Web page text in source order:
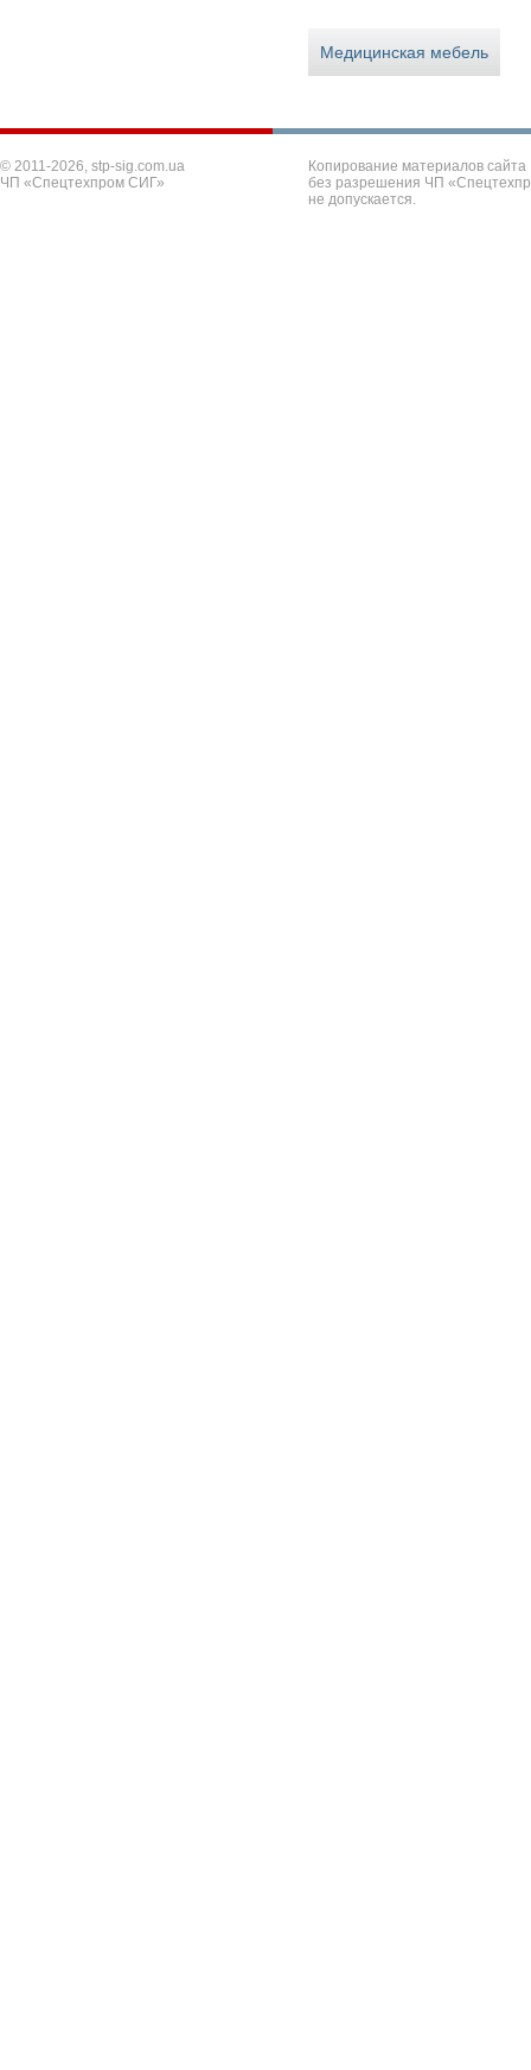
Медицинская мебель
© 2011-2026, stp-sig.com.ua
ЧП «Спецтехпром СИГ»
Копирование материалов сайта
без разрешения ЧП
не допускается.